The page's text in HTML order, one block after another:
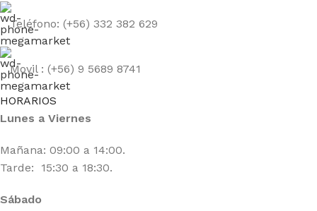
Teléfono: (+56) 332 382 629
Movil : (+56) 9 5689 8741
HORARIOS
Lunes a Viernes
Mañana: 09:00 a 14:00.
Tarde: 15:30 a 18:30.
Sábado